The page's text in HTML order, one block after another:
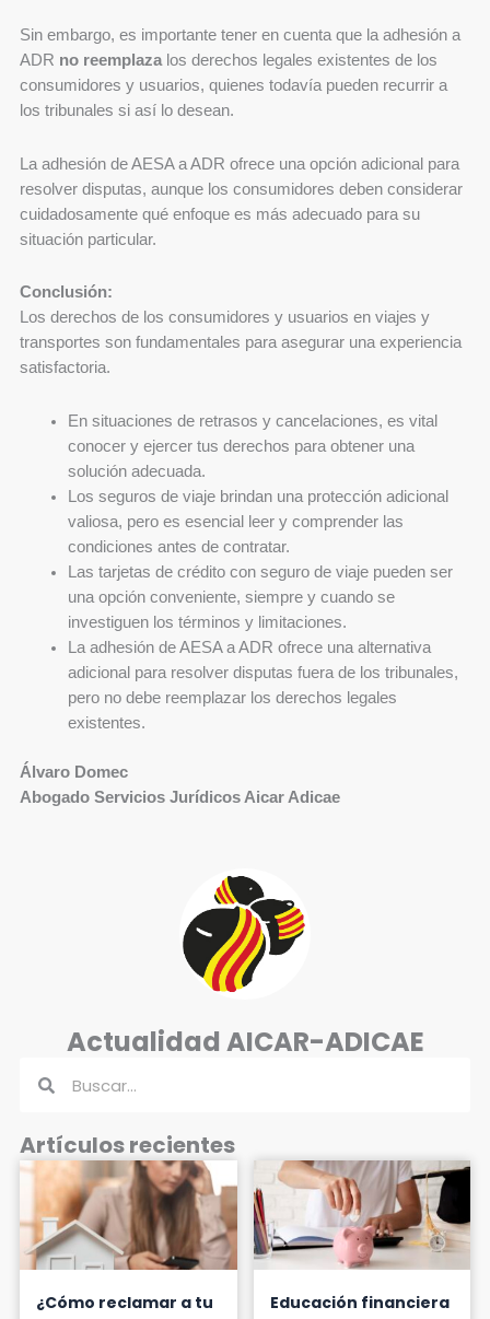
Sin embargo, es importante tener en cuenta que la adhesión a
ADR no reemplaza los derechos legales existentes de los
consumidores y usuarios, quienes todavía pueden recurrir a
los tribunales si así lo desean.
La adhesión de AESA a ADR ofrece una opción adicional para
resolver disputas, aunque los consumidores deben considerar
cuidadosamente qué enfoque es más adecuado para su
situación particular.
Conclusión:
Los derechos de los consumidores y usuarios en viajes y
transportes son fundamentales para asegurar una experiencia
satisfactoria.
En situaciones de retrasos y cancelaciones, es vital
conocer y ejercer tus derechos para obtener una
solución adecuada.
Los seguros de viaje brindan una protección adicional
valiosa, pero es esencial leer y comprender las
condiciones antes de contratar.
Las tarjetas de crédito con seguro de viaje pueden ser
una opción conveniente, siempre y cuando se
investiguen los términos y limitaciones.
La adhesión de AESA a ADR ofrece una alternativa
adicional para resolver disputas fuera de los tribunales,
pero no debe reemplazar los derechos legales
existentes.
Álvaro Domec
Abogado Servicios Jurídicos Aicar Adicae
Actualidad AICAR-ADICAE
Artículos recientes
¿Cómo reclamar a tu
Educación financiera